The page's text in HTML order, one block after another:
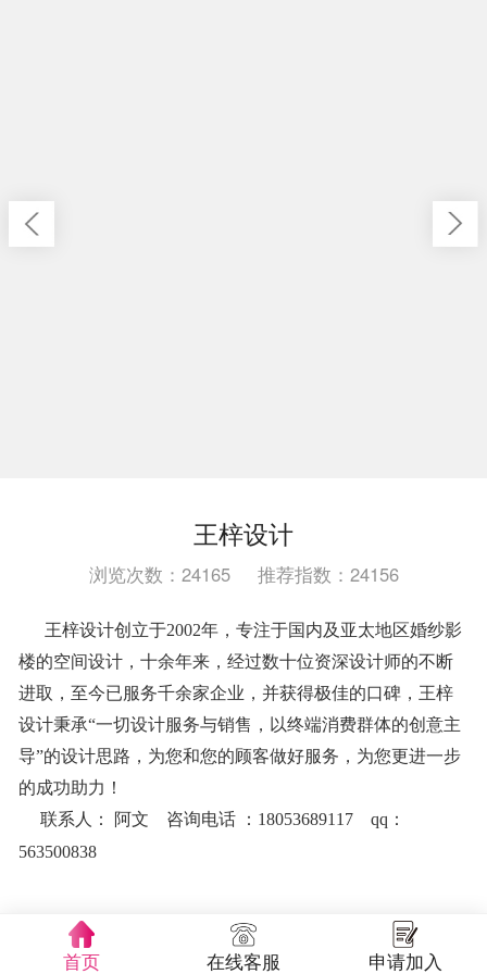
王梓设计
浏览次数：24165 推荐指数：24156
王梓设计创立于2002年，专注于国内及亚太地区婚纱影
楼的空间设计，十余年来，经过数十位资深设计师的不断
进取，至今已服务千余家企业，并获得极佳的口碑，王梓
设计秉承“一切设计服务与销售，以终端消费群体的创意主
导”的设计思路，为您和您的顾客做好服务，为您更进一步
的成功助力！
联系人：
阿文 咨询电话 ：18053689117 qq：
563500838
首页 在线客服 申请加入